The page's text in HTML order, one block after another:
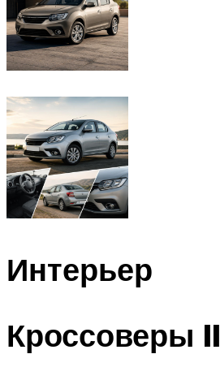
Интерьер
Кроссоверы II